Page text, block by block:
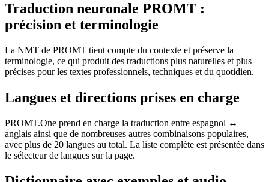
Traduction neuronale PROMT :
précision et terminologie
La NMT de PROMT tient compte du contexte et préserve la
terminologie, ce qui produit des traductions plus naturelles et plus
précises pour les textes professionnels, techniques et du quotidien.
Langues et directions prises en charge
PROMT.One prend en charge la traduction entre espagnol ↔
anglais ainsi que de nombreuses autres combinaisons populaires,
avec plus de 20 langues au total. La liste complète est présentée dans
le sélecteur de langues sur la page.